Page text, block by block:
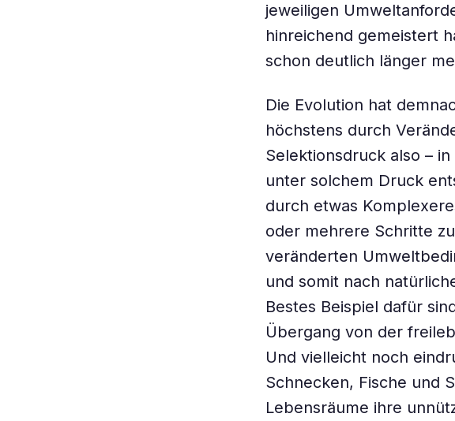
jeweiligen
hinreichend gemeistert
schon deutlich länger
Die Evolution hat
höchstens durch
Selektionsdruck also –
unter solchem Druck
durch etwas
oder mehrere Schritte
veränderten
und somit nach
Bestes Beispiel dafür
Übergang von der
Und vielleicht noch
Schnecken, Fische und
Lebensräume ihre